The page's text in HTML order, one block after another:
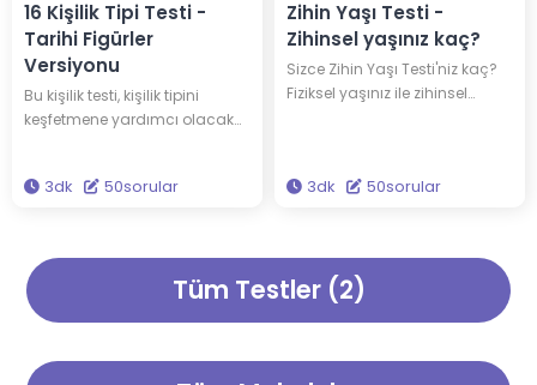
16 Kişilik Tipi Testi -
Tarihi Figürler
Versiyonu
Bu kişilik testi, kişilik tipini
keşfetmene yardımcı olacak
olduğunu söyleyecektir. Edison
kişiliğine dair yeni bilgiler
keşfetmek için bu testi çöz.
3dk 50sorular
Zihin Yaşı Testi -
Zihinsel yaşınız kaç?
Sizce Zihin Yaşı Testi'niz kaç?
Fiziksel yaşınız ile zihinsel
soruyu cevaplayarak Zihin
3dk 50sorular
Tüm Testler (2)